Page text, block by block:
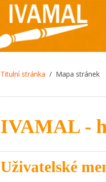
Titulní stránka Mapa stránek
IVAMAL -
Uživatelské